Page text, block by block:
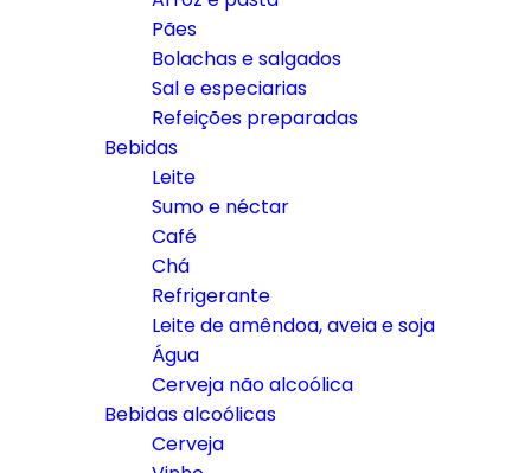
Pães
Bolachas e salgados
Sal e especiarias
Refeições preparadas
Bebidas
Leite
Sumo e néctar
Café
Chá
Refrigerante
Leite de amêndoa, aveia e soja
Água
Cerveja não alcoólica
Bebidas alcoólicas
Cerveja